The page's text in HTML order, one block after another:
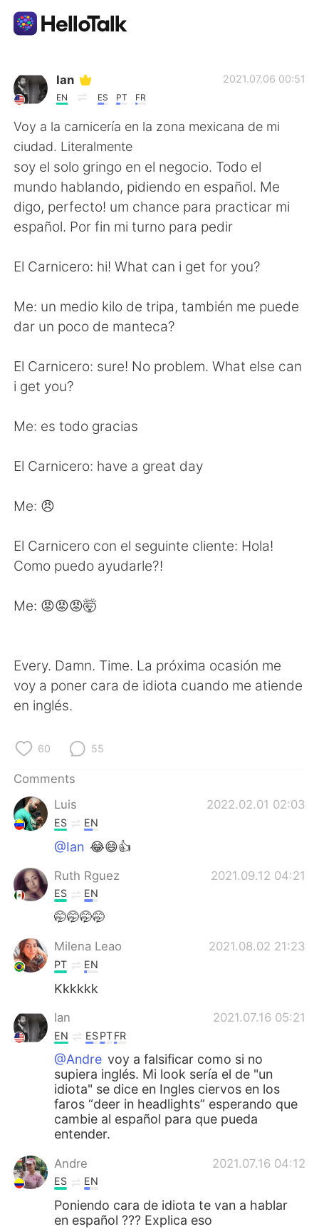
English
简体中文 繁體中文
日本語 한국어
Русский ไทย
Indonesia
Türkçe Tiếng Việt
Português
Ian
EN ES PT FR
2021.07.06 00:51
Voy a la carnicería en la zona mexicana de mi
ciudad. Literalmente
soy el solo gringo en el negocio. Todo el
mundo hablando, pidiendo en español. Me
digo, perfecto! um chance para practicar mi
español. Por fin mi turno para pedir
El Carnicero: hi! What can i get for you?
Me: un medio kilo de tripa, también me puede
dar un poco de manteca?
El Carnicero: sure! No problem. What else can
i get you?
Me: es todo gracias
El Carnicero: have a great day
Me: 😠
El Carnicero con el seguinte cliente: Hola!
Como puedo ayudarle?!
Me: 😡😡😡🤯
Every. Damn. Time. La próxima ocasión me
voy a poner cara de idiota cuando me atiende
en inglés.
60 55
Comments
Luis
2022.02.01 02:03
ES EN
@Ian 😂😄👍
Ruth Rguez 2021.09.12 04:21
ES EN
🤭🤭🤭🤭
Milena Leao 2021.08.02 21:23
PT EN
Kkkkkk
Ian 2021.07.16 05:21
EN ESPTFR
@Andre voy a falsificar como si no
supiera inglés. Mi look sería el de "un
idiota" se dice en Ingles ciervos en los
faros “deer in headlights” esperando que
cambie al español para que pueda
entender.
Andre 2021.07.16 04:12
ES EN
Poniendo cara de idiota te van a hablar
en español ??? Explica eso